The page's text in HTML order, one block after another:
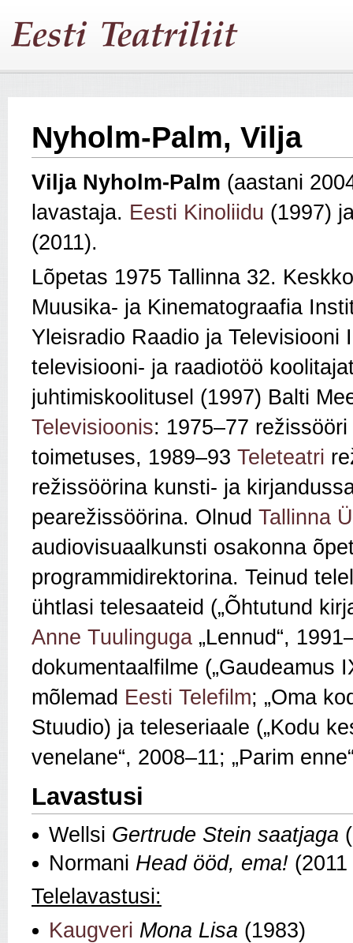
Nyholm-Palm, Vilja
Vilja Nyholm-Palm (aastani
lavastaja. Eesti Kinoliidu (1997)
(2011).
Lõpetas 1975 Tallinna 32.
Muusika- ja Kinematograafia
Yleisradio Raadio ja Televisiooni
televisiooni- ja raadiotöö
juhtimiskoolitusel (1997) Balti
Televisioonis: 1975–77
toimetuses, 1989–93 Teleteatri
režissöörina kunsti- ja
pearežissöörina. Olnud Tallinna
audiovisuaalkunsti osakonna
programmidirektorina. Teinud
ühtlasi telesaateid („Õhtutund
Anne Tuulinguga „Lennud“,
dokumentaalfilme („Gaudeamus
mõlemad Eesti Telefilm; „Oma
Stuudio) ja teleseriaale („Kodu
venelane“, 2008–11; „Parim
Lavastusi
Wellsi Gertrude Stein saatjaga
Normani Head ööd, ema!
Telelavastusi:
Kaugveri Mona Lisa (1983)